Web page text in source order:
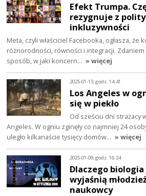
Efekt Trumpa.
rezygnuje z
inkluzywności
Meta, czyli właściciel Facebooka, ogłasza,
różnorodności, równości i integracji.
sposób, w jaki koncern… » więcej
2025-01-13, godz. 14:41
Los Angeles w
się w piekło
Od sześciu dni strażacy
Angeles. W ogniu zginęły co najmniej 24
uległo kilkanaście tysięcy domów… » więcej
2025-01-09, godz. 16:24
Dlaczego
wyjaśnią
naukowcy